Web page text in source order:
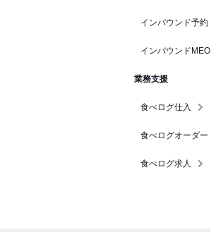
インバウンド予約
インバウンドMEO
業務支援
食べログ仕入
食べログオーダー
食べログ求人